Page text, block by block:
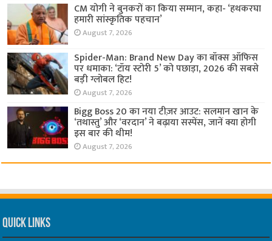
CM योगी ने बुनकरों का किया सम्मान, कहा- ‘हथकरघा
हमारी सांस्कृतिक पहचान’
August 7, 2026
Spider-Man: Brand New Day का बॉक्स ऑफिस
पर धमाका: ‘टॉय स्टोरी 5’ को पछाड़ा, 2026 की सबसे
बड़ी ग्लोबल हिट!
August 7, 2026
Bigg Boss 20 का नया टीज़र आउट: सलमान खान के
‘तथास्तु’ और ‘वरदान’ ने बढ़ाया सस्पेंस, जानें क्या होगी
इस बार की थीम!
August 7, 2026
Quick Links